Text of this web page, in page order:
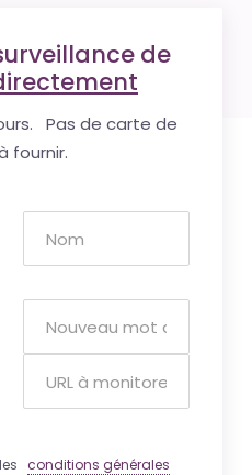
de
Pas de carte de
fournir.
conditions générales